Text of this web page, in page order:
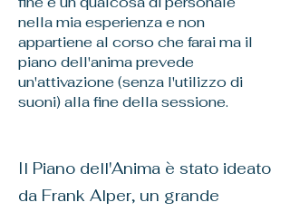
nella mia esperienza e non
appartiene al corso che farai ma il
piano dell'anima prevede
un'attivazione (senza l'utilizzo di
suoni) alla fine della sessione.
Il Piano dell'Anima è stato ideato
da Frank Alper, un grande